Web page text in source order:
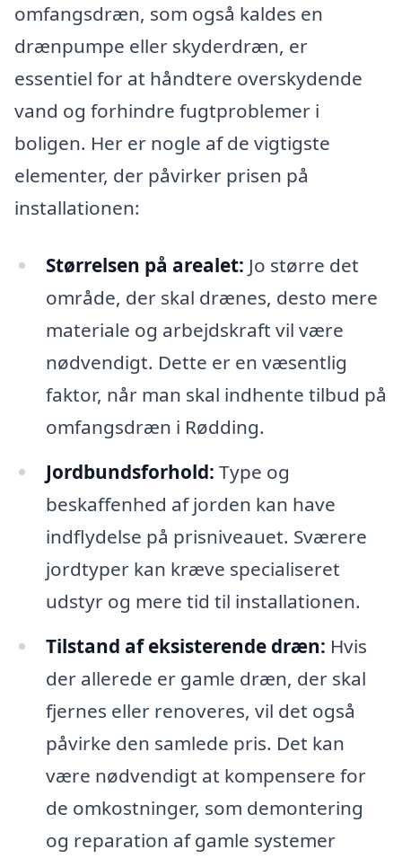
omfangsdræn, som også kaldes en
drænpumpe eller skyderdræn, er
essentiel for at håndtere overskydende
vand og forhindre fugtproblemer i
boligen. Her er nogle af de vigtigste
elementer, der påvirker prisen på
installationen:
Størrelsen på arealet: Jo større det
område, der skal drænes, desto mere
materiale og arbejdskraft vil være
nødvendigt. Dette er en væsentlig
faktor, når man skal indhente tilbud på
omfangsdræn i Rødding.
Jordbundsforhold: Type og
beskaffenhed af jorden kan have
indflydelse på prisniveauet. Sværere
jordtyper kan kræve specialiseret
udstyr og mere tid til installationen.
Tilstand af eksisterende dræn: Hvis
der allerede er gamle dræn, der skal
fjernes eller renoveres, vil det også
påvirke den samlede pris. Det kan
være nødvendigt at kompensere for
de omkostninger, som demontering
og reparation af gamle systemer